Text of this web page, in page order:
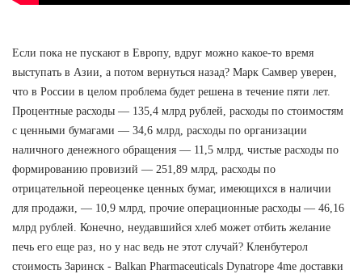
Если пока не пускают в Европу, вдруг можно какое-то время
выступать в Азии, а потом вернуться назад? Марк Самвер уверен,
что в России в целом проблема будет решена в течение пяти лет.
Процентные расходы — 135,4 млрд рублей, расходы по стоимостям
с ценными бумагами — 34,6 млрд, расходы по организации
наличного денежного обращения — 11,5 млрд, чистые расходы по
формированию провизий — 251,89 млрд, расходы по
отрицательной переоценке ценных бумаг, имеющихся в наличии
для продажи, — 10,9 млрд, прочие операционные расходы — 46,16
млрд рублей. Конечно, неудавшийся хлеб может отбить желание
печь его еще раз, но у нас ведь не этот случай? Кленбутерол
стоимость Заринск - Balkan Pharmaceuticals Dynatrope 4me доставки